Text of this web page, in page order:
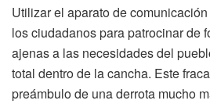
Utilizar el aparato de
los ciudadanos para patrocinar de
ajenas a las necesidades del
total dentro de la cancha. Este
preámbulo de una derrota mucho